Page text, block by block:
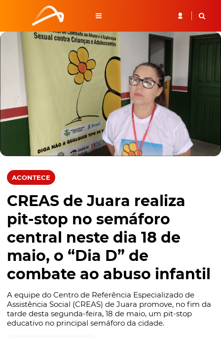
ACONTECE
CREAS de Juara realiza
pit-stop no semáforo
central neste dia 18 de
maio, o “Dia D” de
combate ao abuso infantil
A equipe do Centro de Referência Especializado de
Assistência Social (CREAS) de Juara promove, no fim da
tarde desta segunda-feira, 18 de maio, um pit-stop
educativo no principal semáforo da cidade.